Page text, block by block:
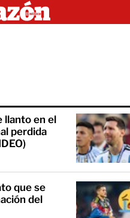
llanto en el
perdida
que se
del